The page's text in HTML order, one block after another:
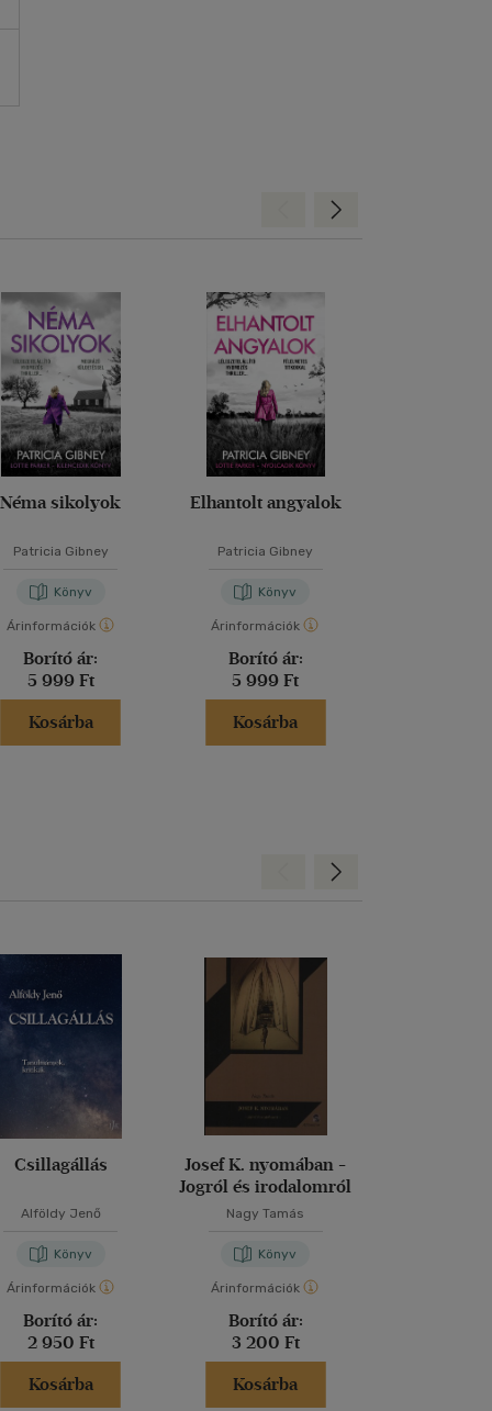
Néma sikolyok
Patricia Gibney
Könyv
Árinformációk
Borító ár:
5 999 Ft
Kosárba
Elhantolt angyalok
Patricia Gibney
Könyv
Árinformációk
Borító ár:
5 999 Ft
Kosárba
Előre
Csillagállás
Alföldy Jenő
Könyv
Árinformációk
Borító ár:
2 950 Ft
Kosárba
Josef K. nyomában -
Jogról és irodalomról
Nagy Tamás
Könyv
Árinformációk
Borító ár:
3 200 Ft
Kosárba
Előre